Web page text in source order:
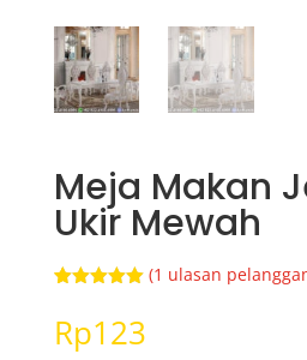
Meja Makan
Ukir Mewah
berdasarka
penilaian
(1 ulasan
Rp123